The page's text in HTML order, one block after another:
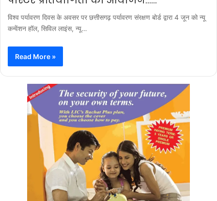
विश्व पर्यावरण दिवस के अवसर पर छत्तीसगढ़ पर्यावरण संरक्षण बोर्ड द्वारा 4 जून को न्यू
कन्वेंशन हॉल, सिविल लाइंस, न्यू…
Read More »